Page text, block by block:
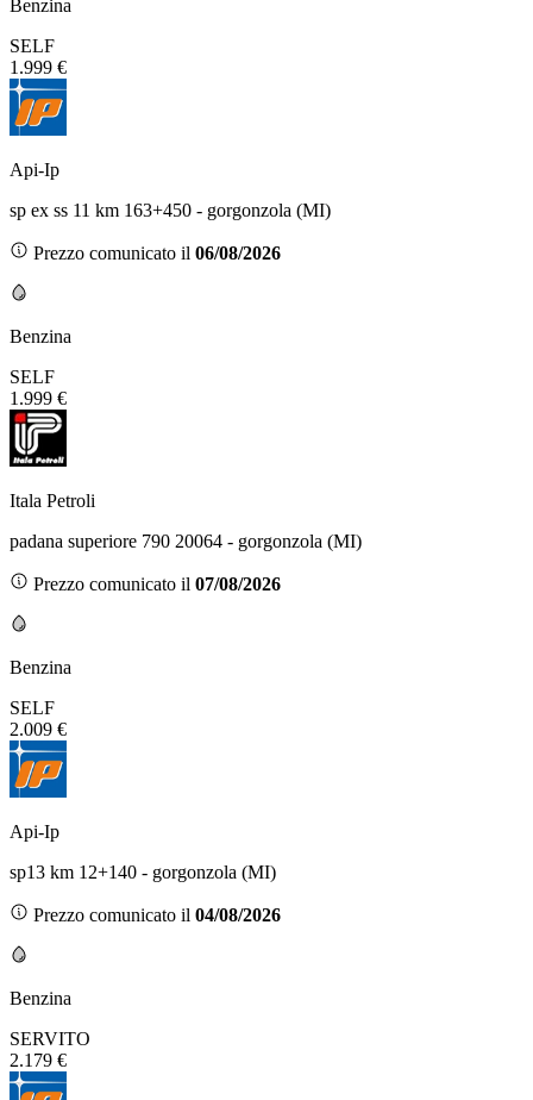
Benzina
SELF
1.999 €
Api-Ip
sp ex ss 11 km 163+450 - gorgonzola (MI)
Prezzo comunicato il 06/08/2026
Benzina
SELF
1.999 €
Itala Petroli
padana superiore 790 20064 - gorgonzola (MI)
Prezzo comunicato il 07/08/2026
Benzina
SELF
2.009 €
Api-Ip
sp13 km 12+140 - gorgonzola (MI)
Prezzo comunicato il 04/08/2026
Benzina
SERVITO
2.179 €